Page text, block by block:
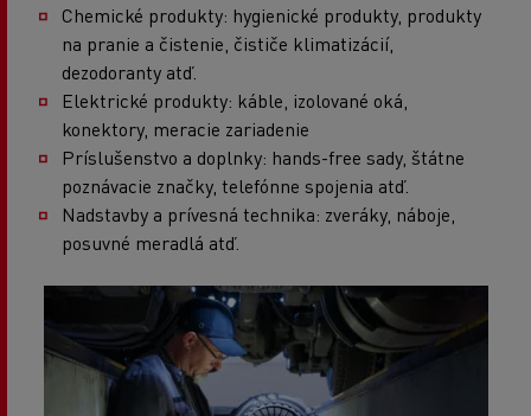
Chemické produkty: hygienické produkty, produkty
na pranie a čistenie, čističe klimatizácií,
dezodoranty atď.
Elektrické produkty: káble, izolované oká,
konektory, meracie zariadenie
Príslušenstvo a doplnky: hands-free sady, štátne
poznávacie značky, telefónne spojenia atď.
Nadstavby a prívesná technika: zveráky, náboje,
posuvné meradlá atď.